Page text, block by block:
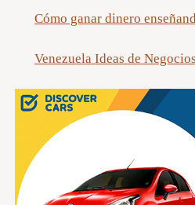
Cómo ganar dinero
Venezuela Ideas de